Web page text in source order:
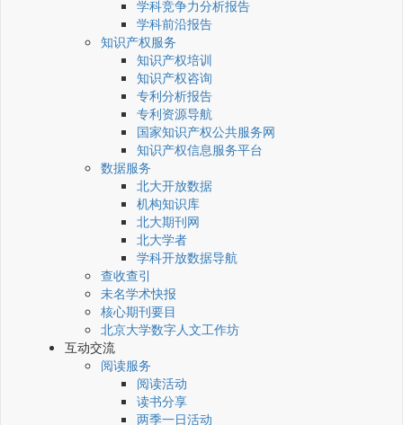
学科竞争力分析报告
学科前沿报告
知识产权服务
知识产权培训
知识产权咨询
专利分析报告
专利资源导航
国家知识产权公共服务网
知识产权信息服务平台
数据服务
北大开放数据
机构知识库
北大期刊网
北大学者
学科开放数据导航
查收查引
未名学术快报
核心期刊要目
北京大学数字人文工作坊
互动交流
阅读服务
阅读活动
读书分享
两季一日活动